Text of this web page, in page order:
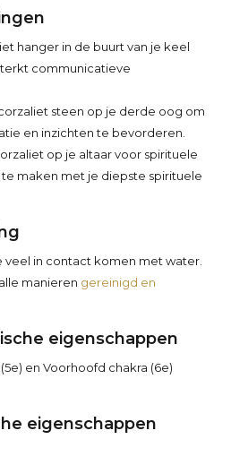
hanger in de buurt van je keel
communicatieve
steen op je derde oog om
en inzichten te bevorderen.
op je altaar voor spirituele
maken met je diepste spirituele
in contact komen met water.
manieren gereinigd en
eigenschappen
en Voorhoofd chakra (6e)
eigenschappen